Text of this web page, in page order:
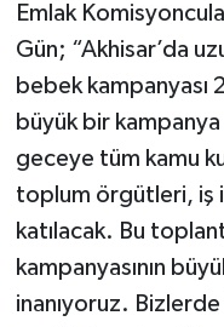
Emlak
Gün; “Akhisar’da
bebek kampanyası
büyük bir
geceye tüm kamu
toplum örgütleri, iş
katılacak. Bu
kampanyasının
inanıyoruz.